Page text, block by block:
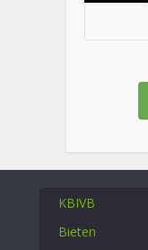
KBIVB
Bieten